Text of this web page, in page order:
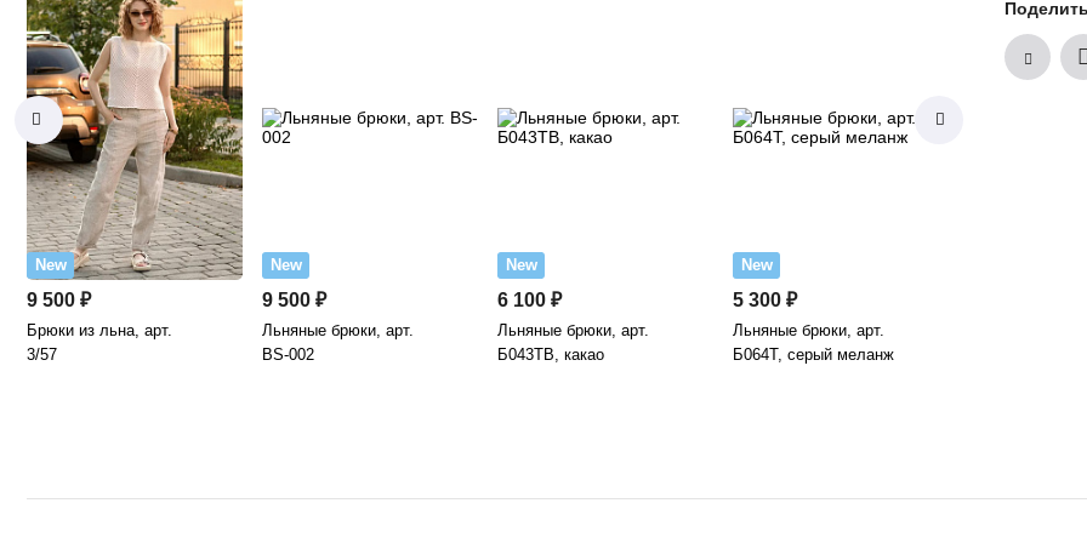
New
9 500 ₽
Брюки из льна, арт.
3/57
New
9 500 ₽
Льняные брюки, арт.
BS-002
New
6 100 ₽
Льняные брюки, арт.
Б043ТВ, какао
New
5 300 ₽
Льняные брюки, арт.
Б064Т, серый меланж